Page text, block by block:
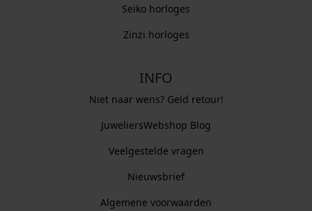
Seiko horloges
Zinzi horloges
INFO
Niet naar wens? Geld retour!
JuweliersWebshop Blog
Veelgestelde vragen
Nieuwsbrief
Algemene voorwaarden